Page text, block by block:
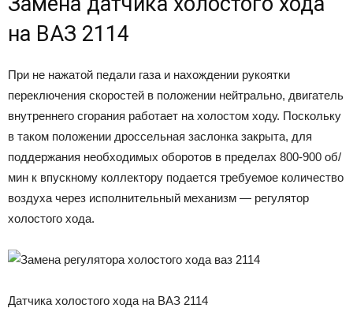
на ВАЗ 2114
При не нажатой педали газа и нахождении рукоятки
переключения скоростей в положении нейтрально, двигатель
внутреннего сгорания работает на холостом ходу. Поскольку
в таком положении дроссельная заслонка закрыта, для
поддержания необходимых оборотов в пределах 800-900 об/
мин к впускному коллектору подается требуемое количество
воздуха через исполнительный механизм — регулятор
холостого хода.
Датчика холостого хода на ВАЗ 2114